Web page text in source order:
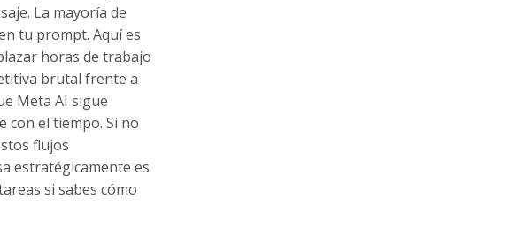
La mayoría de
tu prompt. Aquí es
horas de trabajo
brutal frente a
Meta AI sigue
con el tiempo. Si no
flujos
estratégicamente es
si sabes cómo